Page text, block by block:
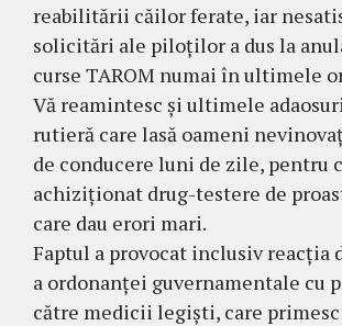
reabilitării căilor ferate, iar
solicitări ale piloților a dus la
curse TAROM numai în ultimele
Vă reamintesc și ultimele
rutieră care lasă oameni
de conducere luni de zile, pentru
achiziționat drug-testere de
care dau erori mari.
Faptul a provocat inclusiv reacția
a ordonanței guvernamentale cu
către medicii legiști, care